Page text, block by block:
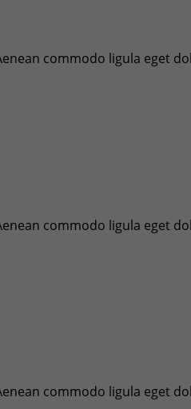
commodo ligula eget
commodo ligula eget
commodo ligula eget